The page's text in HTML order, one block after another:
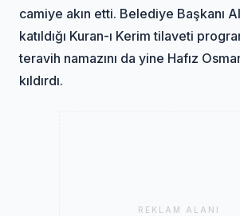
camiye akın etti. Belediye Başkanı
katıldığı Kuran-ı Kerim tilaveti
teravih namazını da yine Hafız
kıldırdı.
REKLAM ALANI